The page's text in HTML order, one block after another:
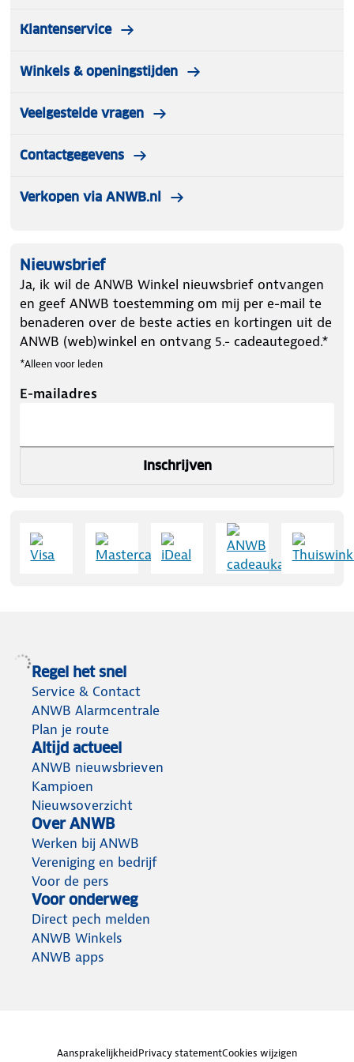
Klantenservice
Winkels & openingstijden
Veelgestelde vragen
Contactgegevens
Verkopen via ANWB.nl
Nieuwsbrief
Ja, ik wil de ANWB Winkel nieuwsbrief ontvangen
en geef ANWB toestemming om mij per e-mail te
benaderen over de beste acties en kortingen uit de
ANWB (web)winkel en ontvang 5.- cadeautegoed.*
*Alleen voor leden
E-mailadres
Inschrijven
Regel het snel
Service & Contact
ANWB Alarmcentrale
Plan je route
Altijd actueel
ANWB nieuwsbrieven
Kampioen
Nieuwsoverzicht
Over ANWB
Werken bij ANWB
Vereniging en bedrijf
Voor de pers
Voor onderweg
Direct pech melden
ANWB Winkels
ANWB apps
AansprakelijkheidPrivacy statementCookies wijzigen